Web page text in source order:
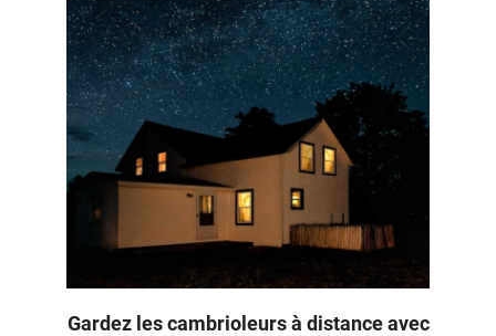
Gardez les cambrioleurs à distance avec